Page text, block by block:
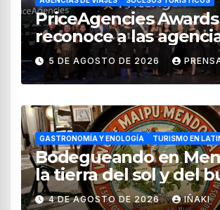
PriceAgencies
reconoce a las
impulsan el
turismo en México
5 DE AGOSTO DE 2026
GASTRONOMÍA Y ENOLOGÍA TURISMO EN
Bodegueando en
la tierra del sol y del
vino
4 DE AGOSTO DE 2026 IÑAKI